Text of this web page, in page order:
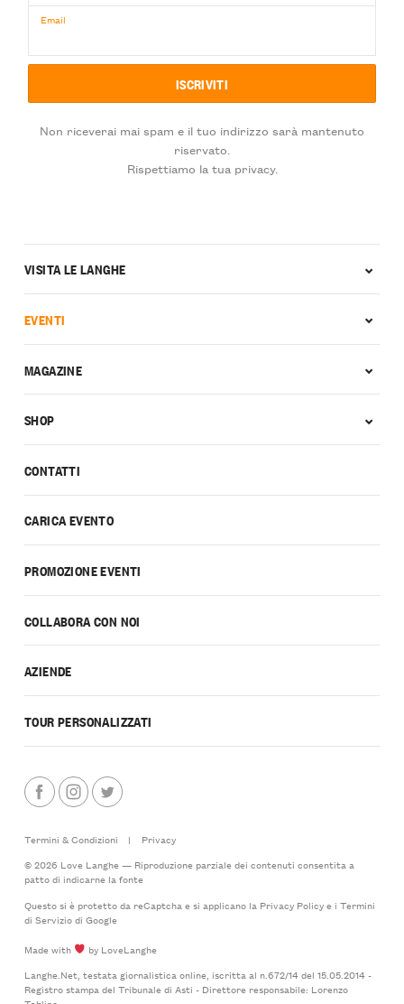
Email
Non riceverai mai spam e il tuo indirizzo sarà mantenuto
riservato.
Rispettiamo la tua privacy.
CONTATTI
CARICA EVENTO
PROMOZIONE EVENTI
COLLABORA CON NOI
AZIENDE
TOUR PERSONALIZZATI
VISITA LE LANGHE
EVENTI
MAGAZINE
SHOP
Termini & Condizioni |
Privacy
© 2026 Love Langhe — Riproduzione parziale dei contenuti consentita a
patto di indicarne la fonte
Questo si è protetto da reCaptcha e si applicano la Privacy Policye i Termini
di Serviziodi Google
Made with
by LoveLanghe
Langhe.Net, testata giornalistica online, iscritta al n.672/14 del 15.05.2014 -
Registro stampa del Tribunale di Asti - Direttore responsabile: Lorenzo